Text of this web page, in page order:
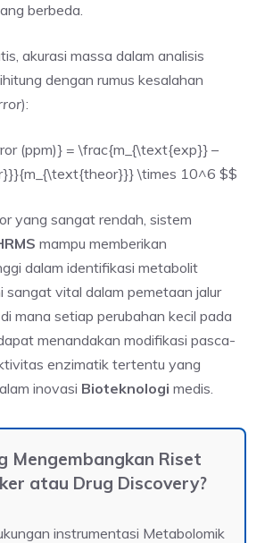
berbeda.
akurasi massa dalam analisis
dengan rumus kesalahan
):
(ppm)} = \frac{m_{\text{exp}} –
\times 10^6 $$
yang sangat rendah, sistem
mampu memberikan
dalam identifikasi metabolit
sangat vital dalam pemetaan jalur
mana setiap perubahan kecil pada
menandakan modifikasi pasca-
enzimatik tertentu yang
inovasi Bioteknologi medis.
Mengembangkan Riset
atau Drug Discovery?
instrumentasi Metabolomik